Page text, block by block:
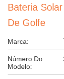
Bateria
De Golfe
Marca:
Número Do
Modelo: